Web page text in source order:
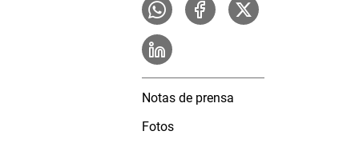
Notas de prensa
Fotos